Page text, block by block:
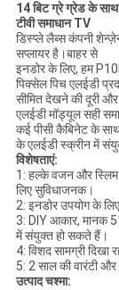
14 बिट ग्रे ग्रेड के
टीवी समाधान TV
डिस्प्ले लैब्स कंपनी
सप्लायर है।बाहर से
इनडोर के लिए, हम
पिक्सेल पिच एलईडी
सीमित देखने की दूरी
एलईडी मॉड्यूल सही
कई पीसी कैबिनेट के
के एलईडी स्क्रीन में
विशेषताएं:
1: हल्के वजन और
लिए सुविधाजनक।
2: इनडोर उपयोग के
3: DIY आकार, मानक
में संयुक्त हो सकते हैं।
4: विशद सामग्री दिखा
5: 2 साल की वारंटी
उत्पाद चश्मा: